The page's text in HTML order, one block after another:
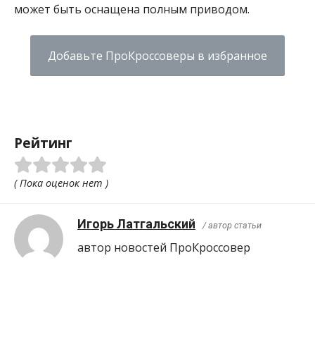
может быть оснащена полным приводом.
Добавьте ПроКроссоверы в избранное
Рейтинг
( Пока оценок нет )
Игорь Латгальский / автор статьи
автор новостей ПроКроcсовер